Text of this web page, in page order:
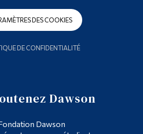
DES COOKIES
DE CONFIDENTIALITÉ
Dawson
Dawson